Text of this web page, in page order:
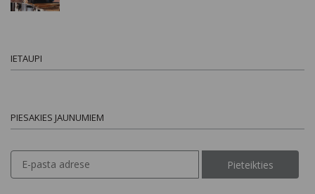
IETAUPI
PIESAKIES JAUNUMIEM
Pieteikties